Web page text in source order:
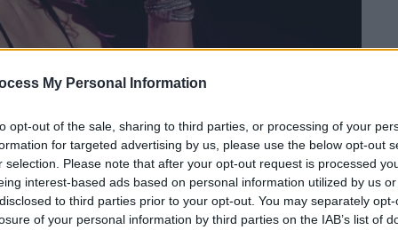
My Personal Information
opt-out of the sale, sharing to third parties, or processing of your
for targeted advertising by us, please use the below opt-out
selection. Please note that after your opt-out request is processed
interest-based ads based on personal information utilized by us
to third parties prior to your opt-out. You may separately
of your personal information by third parties on the IAB’s list of
το ΕΘΝΟΣ στη Google